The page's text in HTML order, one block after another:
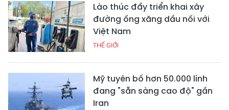
Lào thúc đẩy triển khai xây
đường ống xăng dầu nối với
Việt Nam
THẾ GIỚI
Mỹ tuyên bố hơn 50.000 lính
đang "sẵn sàng cao độ" gần
Iran